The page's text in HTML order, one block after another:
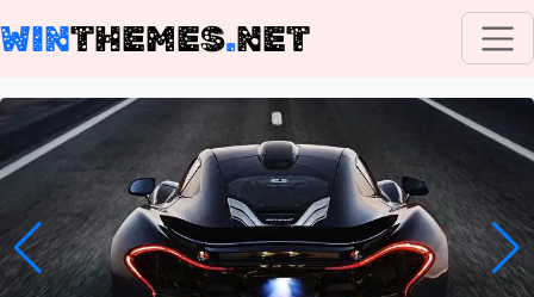
WINTHEMES.NET